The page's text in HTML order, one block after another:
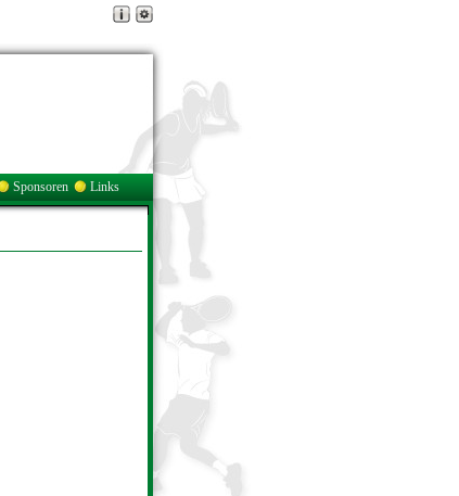
Sponsoren Links